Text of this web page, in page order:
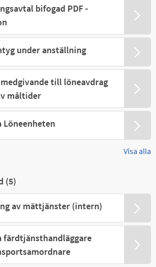
bifogad PDF -
under anställning
medgivande till löneavdrag
måltider
Löneenheten
Visa alla
(5)
av mättjänster (intern)
färdtjänsthandläggare